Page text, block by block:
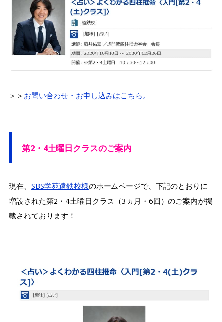
＞＞ お問い合わせ・お申し込みはこちら。
第2・4土曜日クラスのご案内
現在、 SBS学苑遠鉄校様のホームページで、下記のとおりに
増設された第2・4土曜日クラス（3ヵ月・6回）のご案内が掲
載されております！